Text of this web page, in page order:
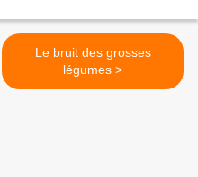
Le bruit des grosses
légumes >